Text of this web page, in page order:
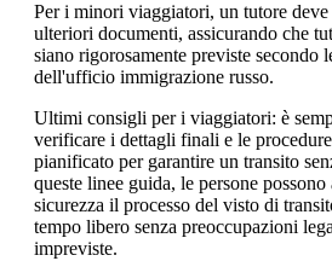
Per i minori viaggiatori, un tutore
ulteriori documenti, assicurando che
siano rigorosamente previste secondo
dell'ufficio immigrazione russo.
Ultimi consigli per i viaggiatori: è
verificare i dettagli finali e le
pianificato per garantire un transito
queste linee guida, le persone
sicurezza il processo del visto di
tempo libero senza preoccupazioni
impreviste.